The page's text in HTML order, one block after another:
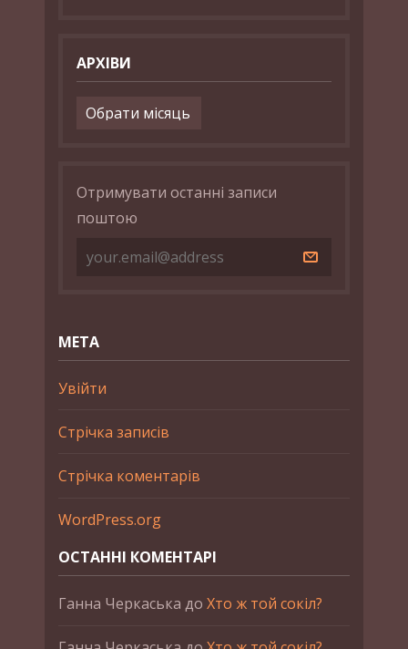
АРХІВИ
Архіви
Отримувати останні записи
поштою
МЕТА
Увійти
Стрічка записів
Стрічка коментарів
WordPress.org
ОСТАННІ КОМЕНТАРІ
Ганна Черкаська до Хто ж той сокіл?